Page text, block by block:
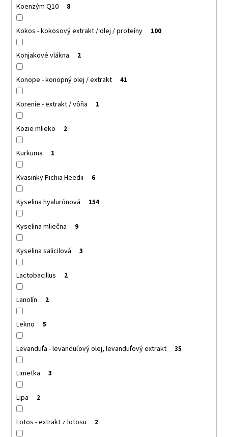
Koenzým Q10 8
Kokos - kokosový extrakt / olej / proteíny 100
Konjakové vlákna 2
Konope - konopný olej / extrakt 41
Korenie - extrakt / vôňa 1
Kozie mlieko 2
Kurkuma 1
Kvasinky Pichia Heedii 6
Kyselina hyalurónová 154
Kyselina mliečna 9
Kyselina salicilová 3
Lactobacillus 2
Lanolín 2
Lekno 5
Levanduľa - levanduľový olej, levanduľový extrakt 35
Limetka 3
Lipa 2
Lotos - extrakt z lotosu 2